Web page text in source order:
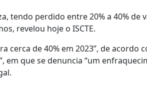
tendo perdido entre 20% a 40% de
revelou hoje o ISCTE.
cerca de 40% em 2023”, de acordo
em que se denuncia “um